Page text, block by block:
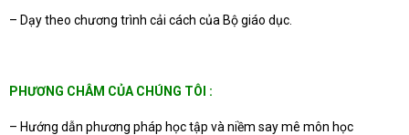
– Dạy theo chương trình cải cách của Bộ giáo dục.
PHƯƠNG CHÂM CỦA CHÚNG TÔI :
– Hướng dẫn phương pháp học tập và niềm say mê môn học